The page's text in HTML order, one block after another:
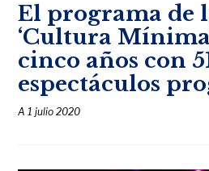
El programa de
‘Cultura
cinco años con
espectáculos
A1 julio 2020